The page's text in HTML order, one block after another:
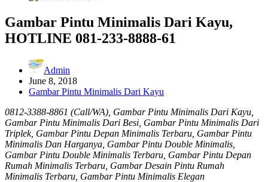
Gambar Pintu Minimalis Dari Kayu,
HOTLINE 081-233-8888-61
Admin
June 8, 2018
Gambar Pintu Minimalis Dari Kayu
0812-3388-8861 (Call/WA), Gambar Pintu Minimalis Dari Kayu,
Gambar Pintu Minimalis Dari Besi, Gambar Pintu Minimalis Dari
Triplek, Gambar Pintu Depan Minimalis Terbaru, Gambar Pintu
Minimalis Dan Harganya, Gambar Pintu Double Minimalis,
Gambar Pintu Double Minimalis Terbaru, Gambar Pintu Depan
Rumah Minimalis Terbaru, Gambar Desain Pintu Rumah
Minimalis Terbaru, Gambar Pintu Minimalis Elegan